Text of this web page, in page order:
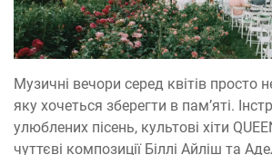
Музичні вечори серед квітів просто
яку хочеться зберегти в пам’яті.
улюблених пісень, культові хіти
чуттєві композиції Біллі Айліш та